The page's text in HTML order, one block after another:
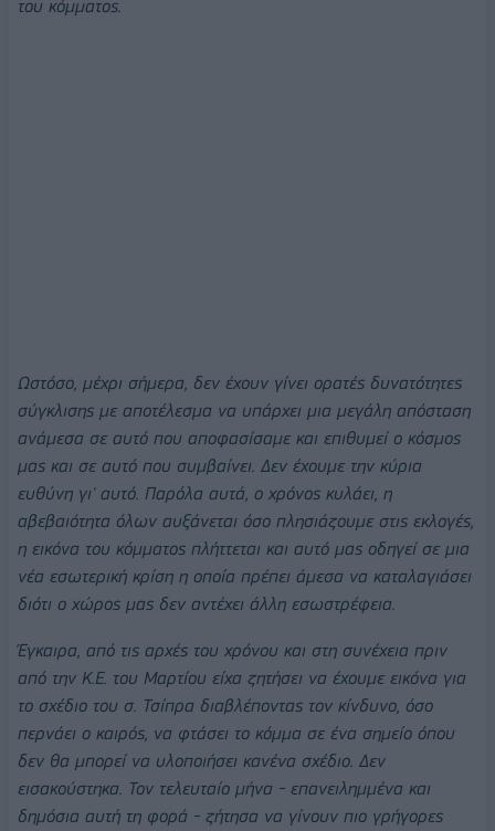
του κόμματος.
Ωστόσο, μέχρι σήμερα, δεν έχουν γίνει ορατές δυνατότητες
σύγκλισης με αποτέλεσμα να υπάρχει μια μεγάλη απόσταση
ανάμεσα σε αυτό που αποφασίσαμε και επιθυμεί ο κόσμος
μας και σε αυτό που συμβαίνει. Δεν έχουμε την κύρια
ευθύνη γι' αυτό. Παρόλα αυτά, ο χρόνος κυλάει, η
αβεβαιότητα όλων αυξάνεται όσο πλησιάζουμε στις εκλογές,
η εικόνα του κόμματος πλήττεται και αυτό μας οδηγεί σε μια
νέα εσωτερική κρίση η οποία πρέπει άμεσα να καταλαγιάσει
διότι ο χώρος μας δεν αντέχει άλλη εσωστρέφεια.
Έγκαιρα, από τις αρχές του χρόνου και στη συνέχεια πριν
από την Κ.Ε. του Μαρτίου είχα ζητήσει να έχουμε εικόνα για
το σχέδιο του σ. Τσίπρα διαβλέποντας τον κίνδυνο, όσο
περνάει ο καιρός, να φτάσει το κόμμα σε ένα σημείο όπου
δεν θα μπορεί να υλοποιήσει κανένα σχέδιο. Δεν
εισακούστηκα. Τον τελευταίο μήνα - επανειλημμένα και
δημόσια αυτή τη φορά - ζήτησα να γίνουν πιο γρήγορες